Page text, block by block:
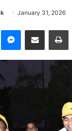
January 31, 2026
Messenger
Share via Email